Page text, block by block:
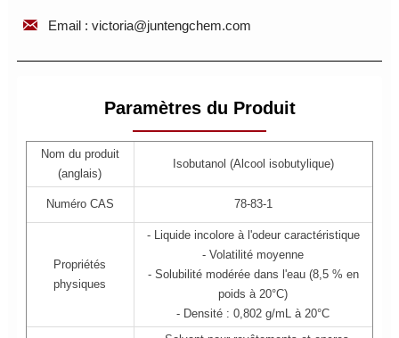
 Email : victoria@juntengchem.com
Paramètres du Produit
Nom du produit
(anglais)
Isobutanol (Alcool isobutylique)
Numéro CAS 78-83-1
Propriétés
physiques
- Liquide incolore à l'odeur caractéristique
- Volatilité moyenne
- Solubilité modérée dans l'eau (8,5 % en
poids à 20°C)
- Densité : 0,802 g/mL à 20°C